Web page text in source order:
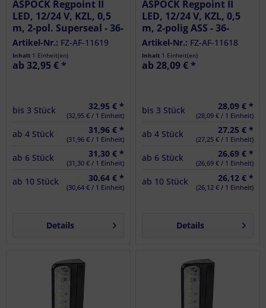
ASPÖCK Regpoint II
LED, 12/24 V, KZL, 0,5
m, 2-pol. Superseal - 36-
3807-004
Artikel-Nr.: FZ-AF-11619
Inhalt 1 Einheit(en)
ab 32,95 € *
bis 3 Stück 32,95 € *
(32,95 € / 1 Einheit)
ab 4 Stück 31,96 € *
(31,96 € / 1 Einheit)
ab 6 Stück 31,30 € *
(31,30 € / 1 Einheit)
ab 10 Stück 30,64 € *
(30,64 € / 1 Einheit)
Details
ASPÖCK Regpoint II
LED, 12/24 V, KZL, 0,5
m, 2-polig ASS - 36-
3806-004
Artikel-Nr.: FZ-AF-11618
Inhalt 1 Einheit(en)
ab 28,09 € *
bis 3 Stück 28,09 € *
(28,09 € / 1 Einheit)
ab 4 Stück 27,25 € *
(27,25 € / 1 Einheit)
ab 6 Stück 26,69 € *
(26,69 € / 1 Einheit)
ab 10 Stück 26,12 € *
(26,12 € / 1 Einheit)
Details